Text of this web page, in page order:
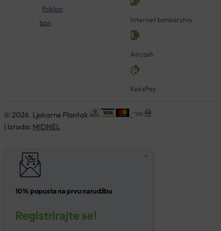
Poklon
bon
Internet bankarstvo
Aircash
KeksPay
© 2026. Ljekarne Plantak
| Izrada: MIDNEL
10% popusta na prvu narudžbu
Registrirajte se!